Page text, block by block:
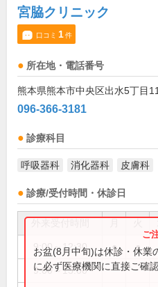
宮脇クリニック
口コミ 1件
所在地・電話番号
熊本県熊本市中央区出水5丁目
096-366-3181
診療科目
呼吸器科 消化器科 皮膚科
診療/受付時間・休診日
9:00～12:30 ● ●
9:00～13:00
お盆(8月中旬)は休診・休業
に必ず医療機関に直接ご確